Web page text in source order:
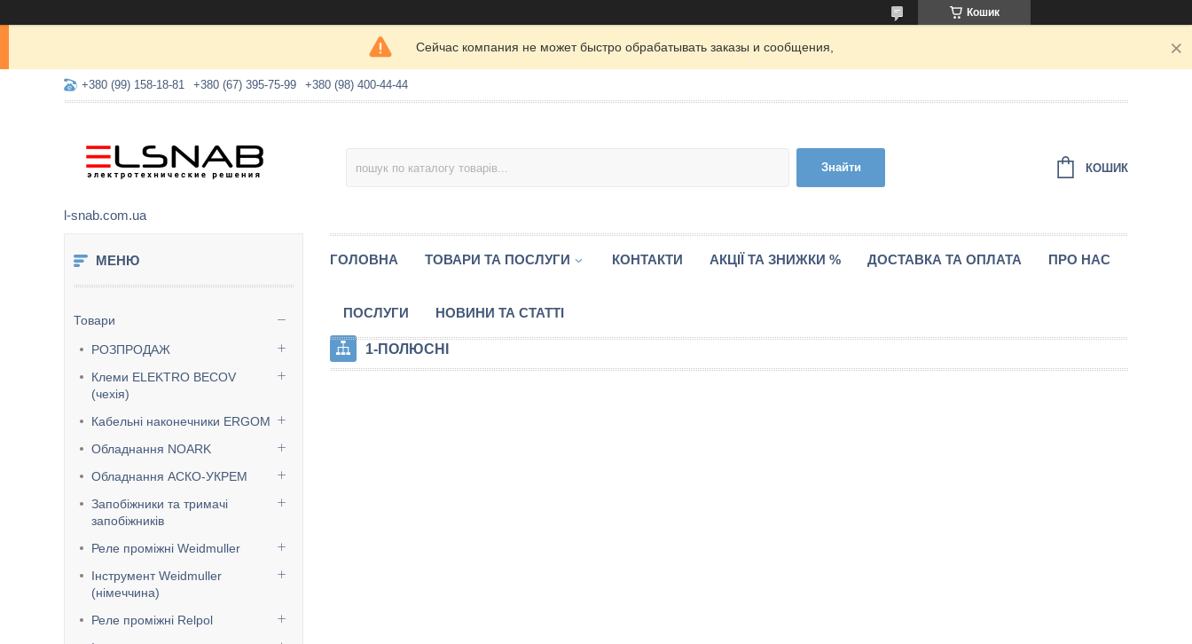
Кошик
Сейчас компания не может быстро обрабатывать заказы и сообщения,
+380 (99) 158-18-81 +380 (67) 395-75-99 +380 (98) 400-44-44
l-snab.com.ua
Знайти КОШИК
Товари
РОЗПРОДАЖ
Клеми ELEKTRO BECOV
(чехія)
Кабельні наконечники ERGOM
Обладнання NOARK
Обладнання АСКО-УКРЕМ
Запобіжники та тримачі
запобіжників
Реле проміжні Weidmuller
Інструмент Weidmuller
(німеччина)
Реле проміжні Relpol
ГОЛОВНА ТОВАРИ ТА ПОСЛУГИ КОНТАКТИ АКЦІЇ ТА ЗНИЖКИ % ДОСТАВКА ТА ОПЛАТА ПРО НАС
ПОСЛУГИ НОВИНИ ТА СТАТТІ
1-ПОЛЮСНІ